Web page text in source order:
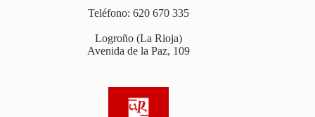
Teléfono: 620 670 335
Logroño (La Rioja)
Avenida de la Paz, 109